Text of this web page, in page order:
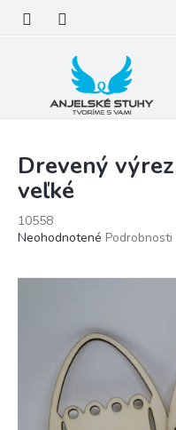
obsah
Drevený
veľké
10558
Priemerné
hviezdičiek.
Neohodnotené